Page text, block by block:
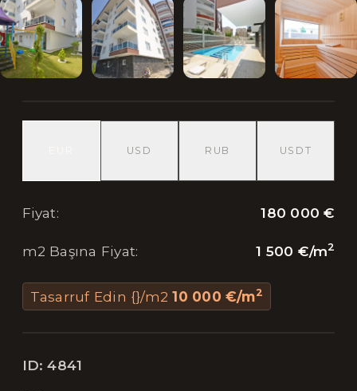
USD RUB USDT
Fiyat: 180 000 €
m2 Başına Fiyat: 1 500 €/m2
Tasarruf Edin {}/m2 10 000 €/m2
ID:4841